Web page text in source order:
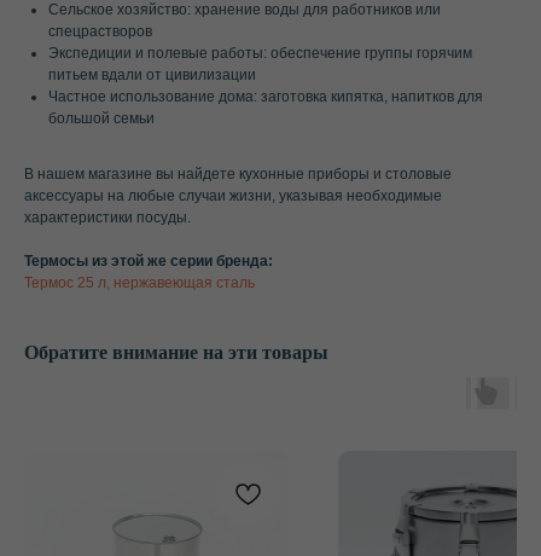
Сельское хозяйство: хранение воды для работников или
спецрастворов
Экспедиции и полевые работы: обеспечение группы горячим
питьем вдали от цивилизации
Частное использование дома: заготовка кипятка, напитков для
большой семьи
В нашем магазине вы найдете кухонные приборы и столовые
аксессуары на любые случаи жизни, указывая необходимые
характеристики посуды.
Термосы из этой же серии бренда:
Термос 25 л, нержавеющая сталь
Обратите внимание на эти товары